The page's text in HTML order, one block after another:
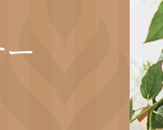
挙式・パーテ
ウエディング
料金・プラン
挙式レポート